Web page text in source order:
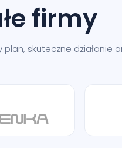
firmy
skuteczne